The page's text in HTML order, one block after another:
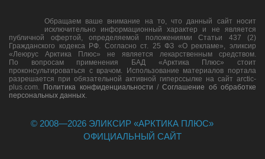
Обращаем ваше внимание на то, что данный сайт носит
исключительно информационный характер и не является
публичной офертой, определяемой положениями Статьи 437 (2)
Гражданского кодекса РФ. Согласно ст. 25 ФЗ «О рекламе», эликсир
«Леюрус Арктика Плюс» не является лекарственным средством.
По вопросам применения БАД «Арктика Плюс» стоит
проконсультироваться с врачом. Использование материалов портала
разрешается при обязательной активной гиперссылке на сайт arctic-
plus.com.
Политика конфиденциальности /Соглашение об обработке
персональных данных.
© 2008—2026ЭЛИКСИР «АРКТИКА ПЛЮС»
ОФИЦИАЛЬНЫЙ САЙТ